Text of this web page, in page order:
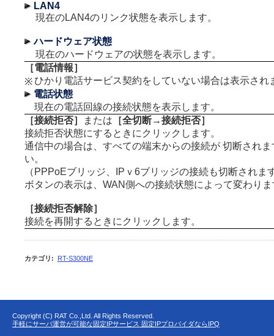
LAN4
現在のLAN4のリンク状態を表示します。
ハードウェア状態
現在のハードウェアの状態を表示します。
［電話情報］
※ ひかり電話サービス契約をしていない場合は表示され
電話状態
現在の電話回線の接続状態を表示します。
［接続拒否］
または ［全切断→接続拒否］
接続拒否状態にするときにクリックします。
通信中の場合は、すべての端末からの接続が 切断され
い。
（PPPoEブリッジ、IPｖ6ブリッジの接続も切断されま
ボタンの表示は、WAN側への接続状態によって変わり
［接続拒否解除］
接続を再開するときにクリックします。
カテゴリ : RT-S300NE
Copyright (C) RAT Co.,Ltd. All Rights Reserved.
手軽にサーバ運営が可能な固定IPサービス 固定IPプロバイダならIPQ